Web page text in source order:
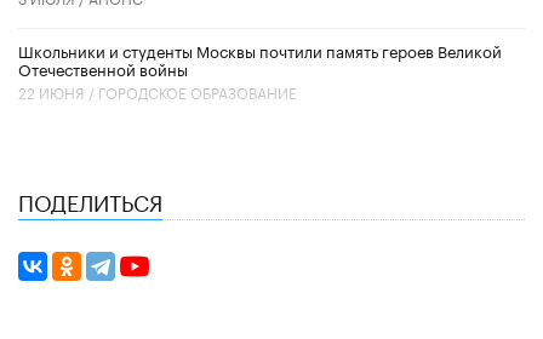
Школьники и студенты Москвы почтили память героев Великой
Отечественной войны
22 ИЮНЯ / ГОРОДСКОЕ ОБРАЗОВАНИЕ
ПОДЕЛИТЬСЯ